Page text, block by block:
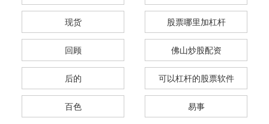
现货 股票哪里加杠杆
回顾 佛山炒股配资
后的 可以杠杆的股票软件
百色 易事